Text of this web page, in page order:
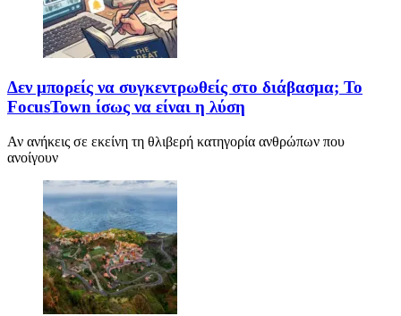
Δεν μπορείς να συγκεντρωθείς στο διάβασμα; Το
FocusTown ίσως να είναι η λύση
Αν ανήκεις σε εκείνη τη θλιβερή κατηγορία ανθρώπων που
ανοίγουν